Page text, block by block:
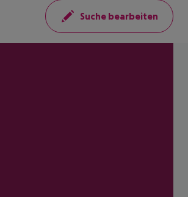
Suche bearbeiten